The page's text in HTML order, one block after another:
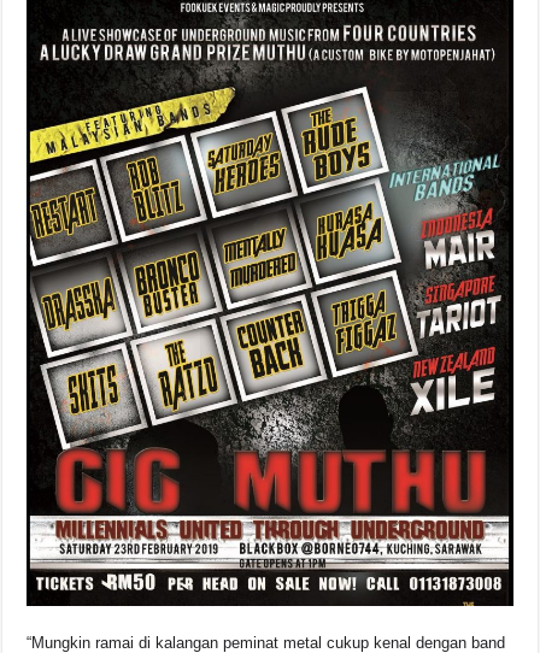
“Mungkin ramai di kalangan peminat metal cukup kenal dengan band